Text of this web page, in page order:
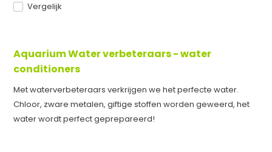
Vergelijk
Aquarium Water verbeteraars - water
conditioners
Met waterverbeteraars verkrijgen we het perfecte water.
Chloor, zware metalen, giftige stoffen worden geweerd, het
water wordt perfect geprepareerd!